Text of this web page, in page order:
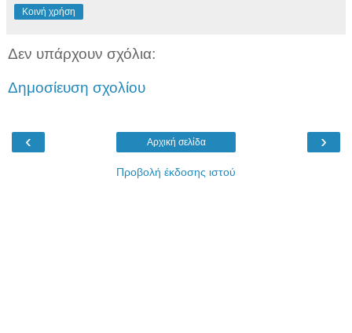
Κοινή χρήση
Δεν υπάρχουν σχόλια:
Δημοσίευση σχολίου
‹ ›
Αρχική σελίδα
Προβολή έκδοσης ιστού